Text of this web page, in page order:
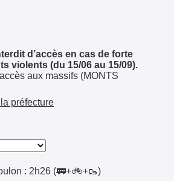
d’accès en cas de forte
violents (du 15/06 au 15/09).
aux massifs (MONTS
préfecture
: 2h26 (🚃+🚲+🥾)